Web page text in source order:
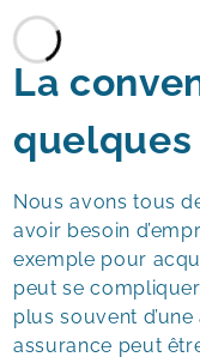
La
Nous avons tous
avoir besoin
exemple pour
peut se
plus souvent
assurance peut